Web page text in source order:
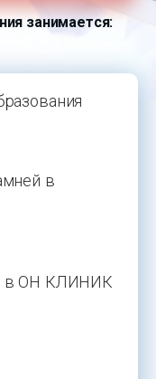
занимается:
в
в ОН КЛИНИК